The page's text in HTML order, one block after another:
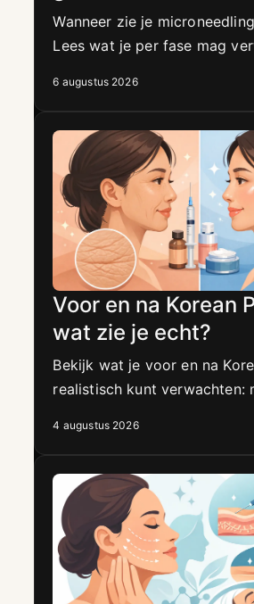
Wanneer zie je
Lees wat je per fase mag
huid optimaal herstelt na
6 augustus 2026
Voor en na Korean
wat zie je echt?
Bekijk wat je voor en na
realistisch kunt verwachten:
gladdere huid zonder
4 augustus 2026